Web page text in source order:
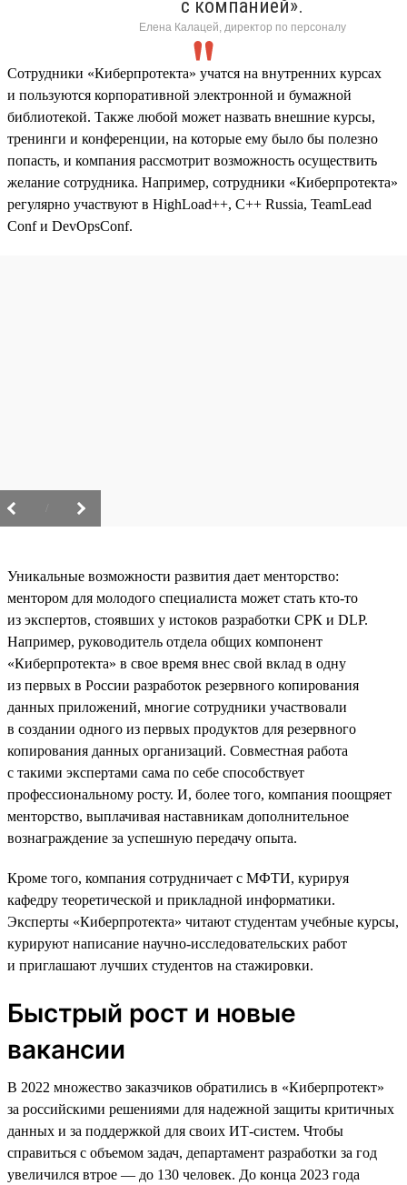
с компанией».
Елена Калацей, директор по персоналу
Сотрудники «Киберпротекта» учатся на внутренних курсах
и пользуются корпоративной электронной и бумажной
библиотекой. Также любой может назвать внешние курсы,
тренинги и конференции, на которые ему было бы полезно
попасть, и компания рассмотрит возможность осуществить
желание сотрудника. Например, сотрудники «Киберпротекта»
регулярно участвуют в HighLoad++, C++ Russia, TeamLead
Conf и DevOpsConf.
Уникальные возможности развития дает менторство:
ментором для молодого специалиста может стать кто-то
из экспертов, стоявших у истоков разработки СРК и DLP.
Например, руководитель отдела общих компонент
«Киберпротекта» в свое время внес свой вклад в одну
из первых в России разработок резервного копирования
данных приложений, многие сотрудники участвовали
в создании одного из первых продуктов для резервного
копирования данных организаций. Совместная работа
с такими экспертами сама по себе способствует
профессиональному росту. И, более того, компания поощряет
менторство, выплачивая наставникам дополнительное
вознаграждение за успешную передачу опыта.
Кроме того, компания сотрудничает с МФТИ, курируя
кафедру теоретической и прикладной информатики.
Эксперты «Киберпротекта» читают студентам учебные курсы,
курируют написание научно-исследовательских работ
и приглашают лучших студентов на стажировки.
Быстрый рост и новые
вакансии
В 2022 множество заказчиков обратились в «Киберпротект»
за российскими решениями для надежной защиты критичных
данных и за поддержкой для своих ИТ-систем. Чтобы
справиться с объемом задач, департамент разработки за год
увеличился втрое — до 130 человек. До конца 2023 года